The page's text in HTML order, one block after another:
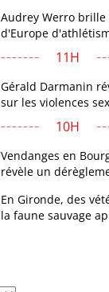
Audrey Werro
d'Europe
11H
Gérald Darmanin
sur les violences
10H
Vendanges en
révèle un
En Gironde, des
la faune sauvage